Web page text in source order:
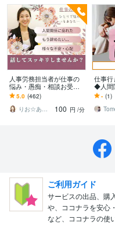
人事労務担当者が仕事の
悩み・愚痴・相談お受け
します 職場の人間関係・
仕事・将来の不安・転
職・面接等一緒に考えま
5.0 (462)
りお☆あなたの背中そっと押します
100 円 /分
仕事
◆人間
す 周
疲れて
癒して
- (1)
ご利用ガイド
サービスの出品、購
や、ココナラを安心
など、ココナラの使